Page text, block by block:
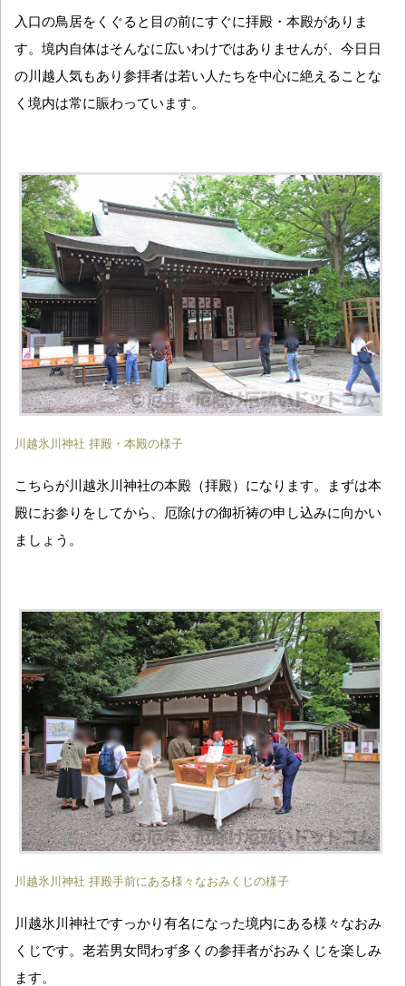
入口の鳥居をくぐると目の前にすぐに拝殿・本殿がありま
す。境内自体はそんなに広いわけではありませんが、今日日
の川越人気もあり参拝者は若い人たちを中心に絶えることな
く境内は常に賑わっています。
川越氷川神社 拝殿・本殿の様子
こちらが川越氷川神社の本殿（拝殿）になります。まずは本
殿にお参りをしてから、厄除けの御祈祷の申し込みに向かい
ましょう。
川越氷川神社 拝殿手前にある様々なおみくじの様子
川越氷川神社ですっかり有名になった境内にある様々なおみ
くじです。老若男女問わず多くの参拝者がおみくじを楽しみ
ます。